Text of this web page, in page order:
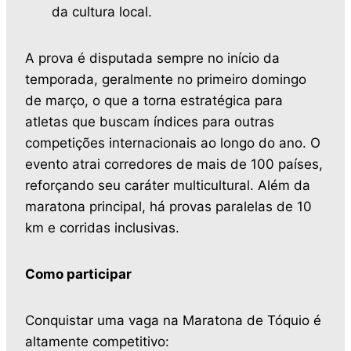
da cultura local.
A prova é disputada sempre no início da
temporada, geralmente no primeiro domingo
de março, o que a torna estratégica para
atletas que buscam índices para outras
competições internacionais ao longo do ano. O
evento atrai corredores de mais de 100 países,
reforçando seu caráter multicultural. Além da
maratona principal, há provas paralelas de 10
km e corridas inclusivas.
Como participar
Conquistar uma vaga na Maratona de Tóquio é
altamente competitivo: